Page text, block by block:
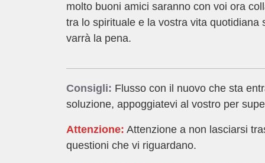
molto buoni amici saranno con voi ora
tra lo spirituale e la vostra vita
varrà la pena.
Consigli: Flusso con il nuovo che sta
soluzione, appoggiatevi al vostro per
Attenzione: Attenzione a non lasciarsi
questioni che vi riguardano.